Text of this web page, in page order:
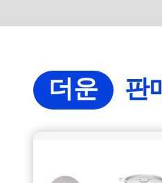
금속을 구부리면서펀치 프레스
더운 판